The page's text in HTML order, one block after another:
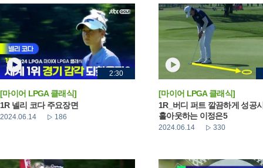
2:30
[마이어 LPGA 클래식]
1R 넬리 코다 주요장면
2024.06.14 186
[마이어 LPGA 클래식]
1R_버디 퍼트 깔끔하게 성공
홀아웃하는 이정은5
2024.06.14 330